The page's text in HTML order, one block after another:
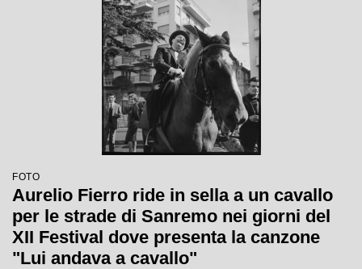
FOTO
Aurelio Fierro ride in sella a un cavallo
per le strade di Sanremo nei giorni del
XII Festival dove presenta la canzone
"Lui andava a cavallo"